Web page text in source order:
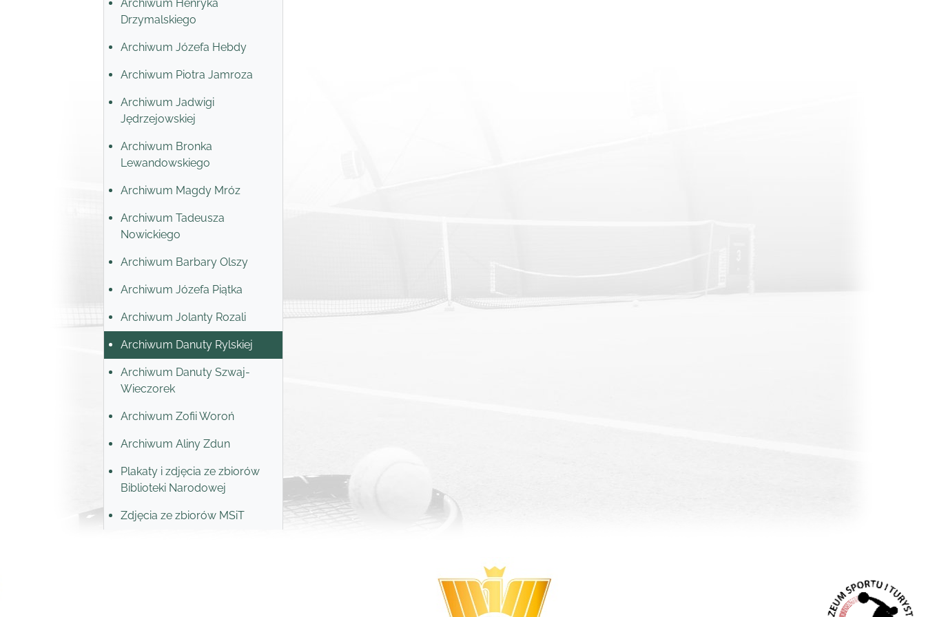
Archiwum Henryka
Drzymalskiego
Archiwum Józefa Hebdy
Archiwum Piotra Jamroza
Archiwum Jadwigi
Jędrzejowskiej
Archiwum Bronka
Lewandowskiego
Archiwum Magdy Mróz
Archiwum Tadeusza
Nowickiego
Archiwum Barbary Olszy
Archiwum Józefa Piątka
Archiwum Jolanty Rozali
Archiwum Danuty Rylskiej
Archiwum Danuty Szwaj-
Wieczorek
Archiwum Zofii Woroń
Archiwum Aliny Zdun
Plakaty i zdjęcia ze zbiorów
Biblioteki Narodowej
Zdjęcia ze zbiorów MSiT